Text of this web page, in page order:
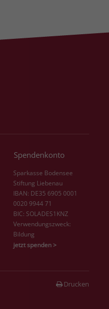
Spendenkonto
Sparkasse Bodensee
Stiftung Liebenau
IBAN: DE35 6905 0001
0020 9944 71
BIC: SOLADES1KNZ
Verwendungszweck:
Bildung
jetzt spenden >
Drucken